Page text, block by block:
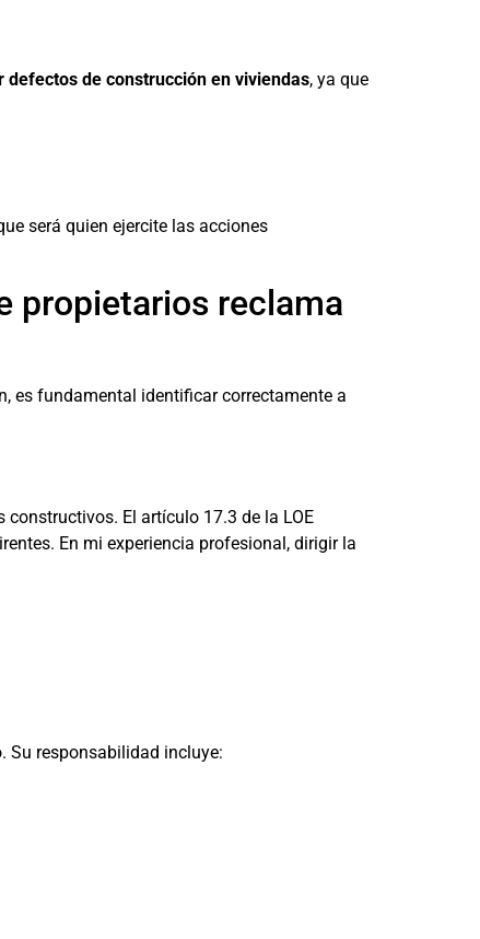
de construcción en viviendas, ya que
será quien ejercite las acciones
propietarios reclama
es fundamental identificar correctamente a
El artículo 17.3 de la LOE
En mi experiencia profesional, dirigir la
Su responsabilidad incluye: